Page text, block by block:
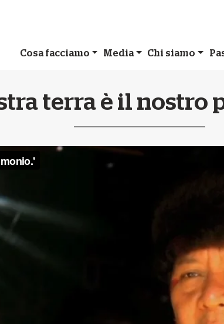
Cosa facciamo Media Chi siamo
terra è il nostro